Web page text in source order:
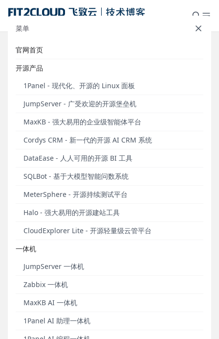
菜单
官网首页
开源产品
1Panel - 现代化、开源的 Linux 面板
JumpServer - 广受欢迎的开源堡垒机
MaxKB - 强大易用的企业级智能体平台
Cordys CRM - 新一代的开源 AI CRM 系统
DataEase - 人人可用的开源 BI 工具
SQLBot - 基于大模型智能问数系统
MeterSphere - 开源持续测试平台
Halo - 强大易用的开源建站工具
CloudExplorer Lite - 开源轻量级云管平台
一体机
JumpServer 一体机
Zabbix 一体机
MaxKB AI 一体机
1Panel AI 助理一体机
重要通知｜关于JumpServer开源堡
垒机V2版本产品生命周期的相关说
JumpServer（ https://github.com/jumpserver
程。经过长期的产品迭代，JumpServer已经成为广受
欢迎的开源堡垒机。
JumpServer堡垒机遵循GPL v3开源许可协议，是符
Authorization、 账号Accounting和审计Auditing）
规范的运维安全审计系统。除开源版本外，
向企业级用户交付开源增值的运维安全审计解决方
案。
2020年6月，JumpServer开源堡垒机发布V2版本，
内，共累计迭代了28个版本，获得了广大用户的支持
和喜爱，这也是现阶段安装基础最为广泛的